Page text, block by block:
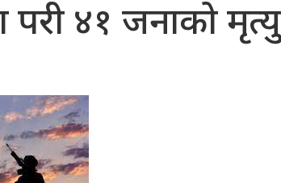
परी ४१ जनाको मृत्यु